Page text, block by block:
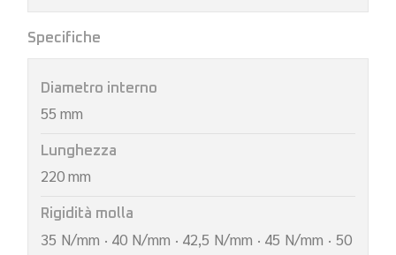
Specifiche
Diametro interno
55 mm
Lunghezza
220 mm
Rigidità molla
35 N/mm · 40 N/mm · 42,5 N/mm · 45 N/mm · 50